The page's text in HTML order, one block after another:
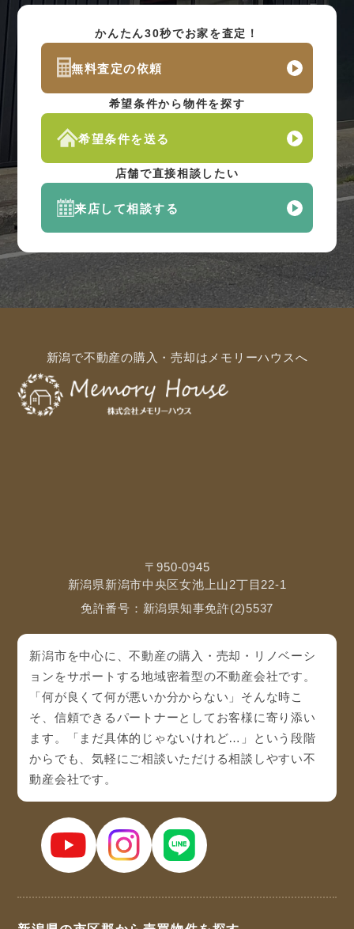
かんたん30秒でお家を査定！
無料査定の依頼
希望条件から物件を探す
希望条件を送る
店舗で直接相談したい
来店して相談する
新潟で不動産の購入・売却はメモリーハウスへ
〒950-0945
新潟県新潟市中央区女池上山2丁目22-1
免許番号：新潟県知事免許(2)5537
新潟市を中心に、不動産の購入・売却・リノベーシ
ョンをサポートする地域密着型の不動産会社です。
「何が良くて何が悪いか分からない」そんな時こ
そ、信頼できるパートナーとしてお客様に寄り添い
ます。「まだ具体的じゃないけれど…」という段階
からでも、気軽にご相談いただける相談しやすい不
動産会社です。